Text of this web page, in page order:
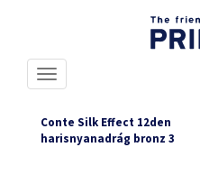
Conte Silk Effect 12den
harisnyanadrág bronz 3